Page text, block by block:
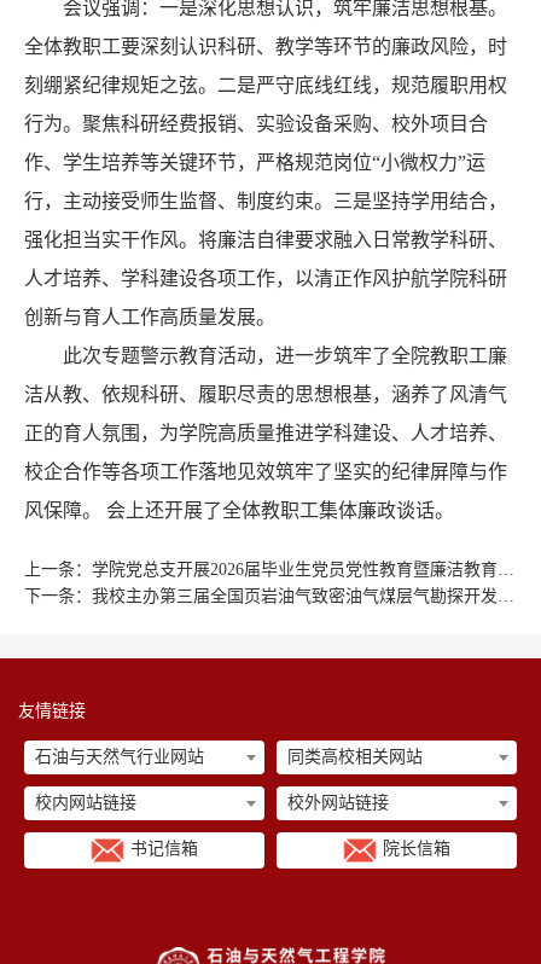
会议强调：一是深化思想认识，筑牢廉洁思想根基。
全体教职工要深刻认识科研、教学等环节的廉政风险，时
刻绷紧纪律规矩之弦。二是严守底线红线，规范履职用权
行为。聚焦科研经费报销、实验设备采购、校外项目合
作、学生培养等关键环节，严格规范岗位“小微权力”运
行，主动接受师生监督、制度约束。三是坚持学用结合，
强化担当实干作风。将廉洁自律要求融入日常教学科研、
人才培养、学科建设各项工作，以清正作风护航学院科研
创新与育人工作高质量发展。
此次专题警示教育活动，进一步筑牢了全院教职工廉
洁从教、依规科研、履职尽责的思想根基，涵养了风清气
正的育人氛围，为学院高质量推进学科建设、人才培养、
校企合作等各项工作落地见效筑牢了坚实的纪律屏障与作
风保障。 会上还开展了全体教职工集体廉政谈话。
上一条： 学院党总支开展2026届毕业生党员党性教育暨廉洁教育专题党课
下一条： 我校主办第三届全国页岩油气致密油气煤层气勘探开发利用技术交流研讨会
友情链接
石油与天然气行业网站 同类高校相关网站
校内网站链接 校外网站链接
书记信箱 院长信箱